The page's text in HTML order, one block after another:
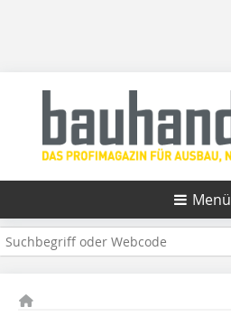
Menü